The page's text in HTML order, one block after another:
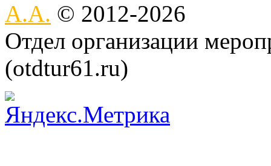
А.А. © 2012-2026
Отдел организации
(otdtur61.ru)